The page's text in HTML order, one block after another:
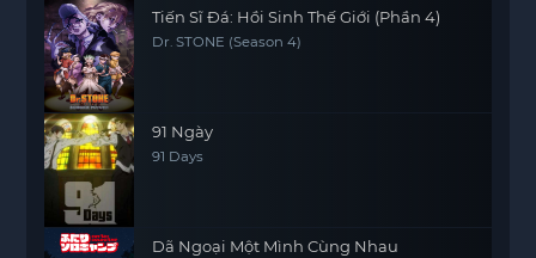
Tiến Sĩ Đá: Hồi Sinh Thế Giới (Phần 4)
Dr. STONE (Season 4)
91 Ngày
91 Days
Dã Ngoại Một Mình Cùng Nhau